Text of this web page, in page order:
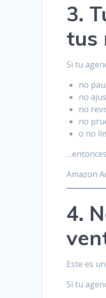
3.
tus
Si tu
no
no
no
no
o no
Amazon
4.
Este es
Si tu